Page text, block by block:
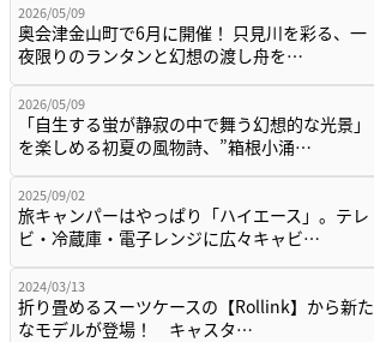
2026/05/09
奥会津金山町で6月に開催！ 只見川を彩る、一
夜限りのランタンと幻想の渡し舟を…
2026/05/09
「自生する蛍が静寂の中で舞う幻想的な光景」
を楽しめる初夏の風物詩、”箱根小涌…
2025/09/02
旅キャンパーはやっぱり「ハイエース」。テレ
ビ・冷蔵庫・電子レンジに広々キャビ…
2024/03/13
折り畳めるスーツケースの【Rollink】から新た
なモデルが登場！ キャスタ…